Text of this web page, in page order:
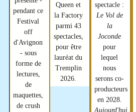
pendant ce
Festival
off
d'Avignon
- sous
forme de
lectures,
de
maquettes
de crush
Queen et
la Factory
parmi 43
spectacles,
pour être
lauréat du
Tremplin
2026.
spectacle :
Le Vol de
la
Joconde
pour
lequel
nous
serons co-
producteurs
en 2028.
Aujourd'hui,